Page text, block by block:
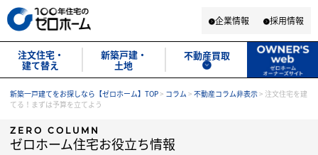
企業情報 採用情報
注文住宅・
建て替え
新築戸建・
土地
不動産買取
新築一戸建てをお探しなら【ゼロホーム】TOP> コラム > 不動産コラム非表示> 注文住宅を建
てる！まずは予算を立てよう
ZERO COLUMN
ゼロホーム住宅お役立ち情報